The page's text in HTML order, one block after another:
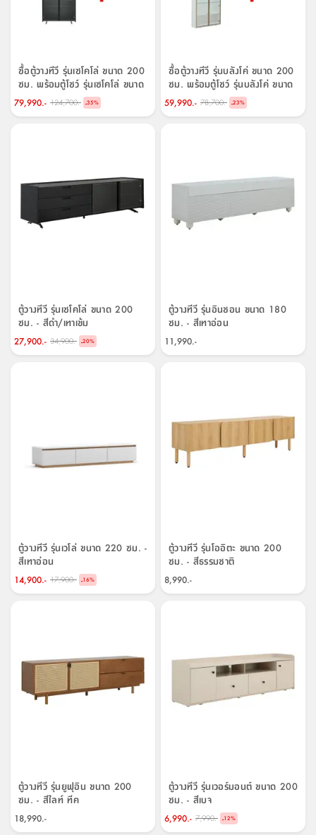
ซื้อตู้วางทีวี รุ่นเซโคโล่ ขนาด 200
ซม. พร้อมตู้โชว์ รุ่นเซโคโล่ ขนาด
90 ซม. ราคาพิเศษ!
79,990.- 124,700.- -35%
ซื้อตู้วางทีวี รุ่นบลังโค่ ขนาด 200
ซม. พร้อมตู้โชว์ รุ่นบลังโค่ ขนาด
100 ซม. ราคาพิเศษ!
59,990.- 78,700.- -23%
ตู้วางทีวี รุ่นเซโคโล่ ขนาด 200
ซม. - สีดำ/เทาเข้ม
27,900.- 34,900.- -20%
ตู้วางทีวี รุ่นอินชอน ขนาด 180
ซม. - สีเทาอ่อน
11,990.-
ตู้วางทีวี รุ่นเวโล่ ขนาด 220 ซม. -
สีเทาอ่อน
14,900.- 17,900.- -16%
ตู้วางทีวี รุ่นโออิตะ ขนาด 200
ซม. - สีธรรมชาติ
8,990.-
ตู้วางทีวี รุ่นยูฟุอิน ขนาด 200
ซม. - สีไลท์ ทีค
18,990.-
ตู้วางทีวี รุ่นเวอร์มอนต์ ขนาด 200
ซม. - สีเบจ
6,990.- 7,990.- -12%